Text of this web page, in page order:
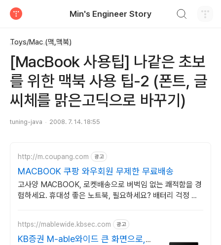
Min's Engineer Story
Toys/Mac (맥,맥북)
[MacBook 사용팁] 나같은 초보
를 위한 맥북 사용 팁-2 (폰트, 글
씨체를 맑은고딕으로 바꾸기)
tuning-java 2008. 7. 14. 18:55
http://m.coupang.com 광고
MACBOOK 쿠팡 와우회원 무제한 무료배송
고사양 MACBOOK, 로켓배송으로 버벅임 없는 쾌적함을 경
험하세요. 휴대성 좋은 노트북, 필요하세요? 배터리 걱정 없
https://mablewide.kbsec.com 광고
KB증권 M-able와이드 큰 화면으로,